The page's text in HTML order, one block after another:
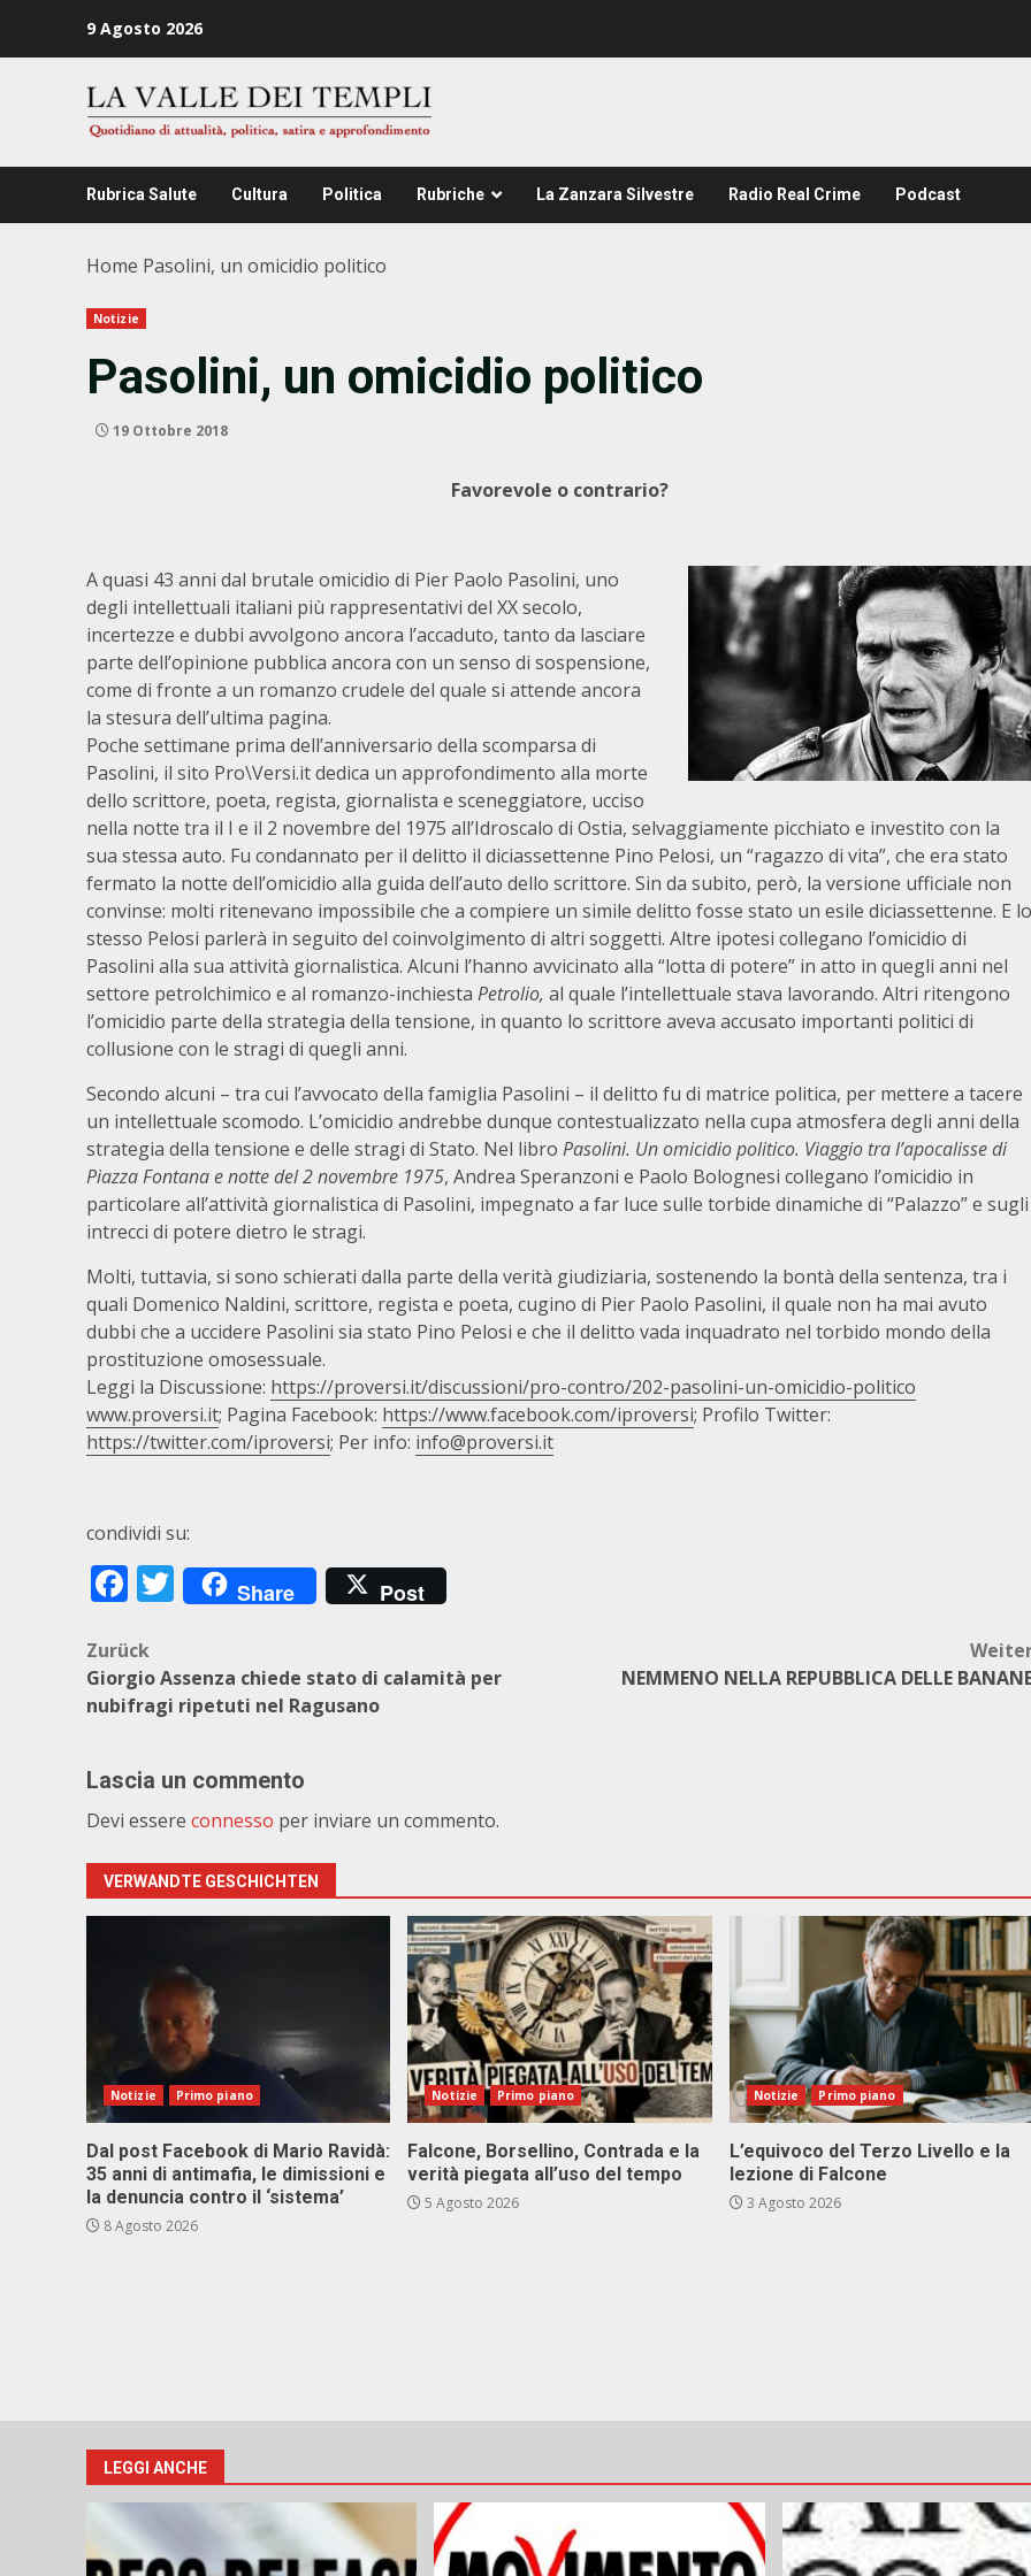
9 Agosto 2026
Rubrica Salute Cultura Politica Rubriche La Zanzara Silvestre Radio Real Crime Podcast
Home Pasolini, un omicidio politico
Notizie
Pasolini, un omicidio politico
19 Ottobre 2018
Favorevole o contrario?
A quasi 43 anni dal brutale omicidio di Pier Paolo Pasolini, uno
degli intellettuali italiani più rappresentativi del XX secolo,
incertezze e dubbi avvolgono ancora l’accaduto, tanto da lasciare
parte dell’opinione pubblica ancora con un senso di sospensione,
come di fronte a un romanzo crudele del quale si attende ancora
la stesura dell’ultima pagina.
Poche settimane prima dell’anniversario della scomparsa di
Pasolini, il sito Pro\Versi.it dedica un approfondimento alla morte
dello scrittore, poeta, regista, giornalista e sceneggiatore, ucciso
nella notte tra il I e il 2 novembre del 1975 all’Idroscalo di Ostia, selvaggiamente picchiato e investito con la
sua stessa auto. Fu condannato per il delitto il diciassettenne Pino Pelosi, un “ragazzo di vita”, che era stato
fermato la notte dell’omicidio alla guida dell’auto dello scrittore. Sin da subito, però, la versione ufficiale non
convinse: molti ritenevano impossibile che a compiere un simile delitto fosse stato un esile diciassettenne. E lo
stesso Pelosi parlerà in seguito del coinvolgimento di altri soggetti. Altre ipotesi collegano l’omicidio di
Pasolini alla sua attività giornalistica. Alcuni l’hanno avvicinato alla “lotta di potere” in atto in quegli anni nel
settore petrolchimico e al romanzo-inchiesta Petrolio, al quale l’intellettuale stava lavorando. Altri ritengono
l’omicidio parte della strategia della tensione, in quanto lo scrittore aveva accusato importanti politici di
collusione con le stragi di quegli anni.
Secondo alcuni – tra cui l’avvocato della famiglia Pasolini – il delitto fu di matrice politica, per mettere a tacere
un intellettuale scomodo. L’omicidio andrebbe dunque contestualizzato nella cupa atmosfera degli anni della
strategia della tensione e delle stragi di Stato. Nel libro Pasolini. Un omicidio politico. Viaggio tra l’apocalisse di
Piazza Fontana e notte del 2 novembre 1975, Andrea Speranzoni e Paolo Bolognesi collegano l’omicidio in
particolare all’attività giornalistica di Pasolini, impegnato a far luce sulle torbide dinamiche di “Palazzo” e sugli
intrecci di potere dietro le stragi.
Molti, tuttavia, si sono schierati dalla parte della verità giudiziaria, sostenendo la bontà della sentenza, tra i
quali Domenico Naldini, scrittore, regista e poeta, cugino di Pier Paolo Pasolini, il quale non ha mai avuto
dubbi che a uccidere Pasolini sia stato Pino Pelosi e che il delitto vada inquadrato nel torbido mondo della
prostituzione omosessuale.
Leggi la Discussione: https://proversi.it/discussioni/pro-contro/202-pasolini-un-omicidio-politico
www.proversi.it; Pagina Facebook: https://www.facebook.com/iproversi; Profilo Twitter:
https://twitter.com/iproversi; Per info: info@proversi.it
condividi su:
Facebook
Twitter
Share Post
Beitragsnavigation
Zurück
Giorgio Assenza chiede stato di calamità per
nubifragi ripetuti nel Ragusano
NEMMENO NELLA REPUBBLICA DELLE
Lascia un commento
Devi essere connesso per inviare un commento.
VERWANDTE GESCHICHTEN
Notizie Primo piano
Dal post Facebook di Mario Ravidà:
35 anni di antimafia, le dimissioni e
la denuncia contro il ‘sistema’
8 Agosto 2026
Notizie Primo piano
Falcone, Borsellino, Contrada e la
verità piegata all’uso del tempo
5 Agosto 2026
Notizie Primo piano
L’equivoco del Terzo Livello e la
lezione di Falcone
3 Agosto 2026
LEGGI ANCHE